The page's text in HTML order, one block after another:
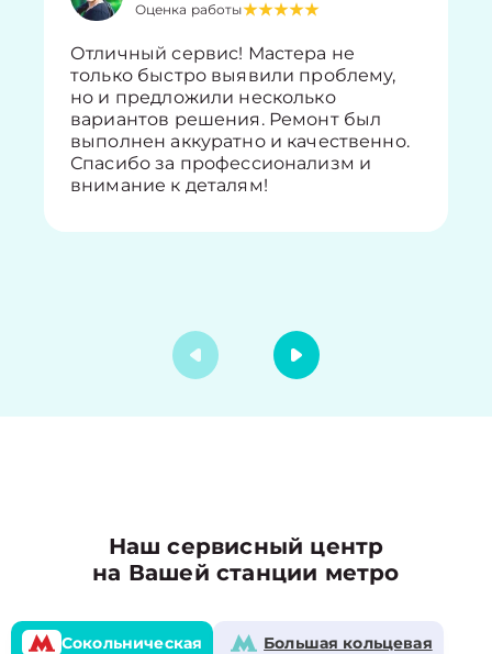
Оценка работы
Отличный сервис! Мастера не
только быстро выявили проблему,
но и предложили несколько
вариантов решения. Ремонт был
выполнен аккуратно и качественно.
Спасибо за профессионализм и
внимание к деталям!
Наш сервисный центр
на Вашей станции метро
Сокольническая Большая кольцевая